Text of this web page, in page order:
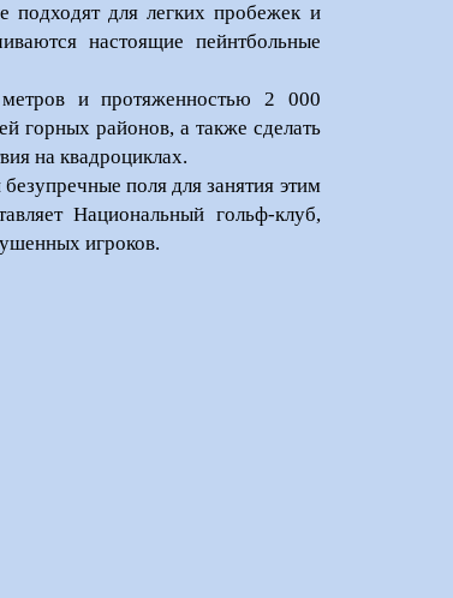
подходят для легких пробежек и
настоящие пейнтбольные
и протяженностью 2 000
горных районов, а также сделать
на квадроциклах.
поля для занятия этим
Национальный гольф-клуб,
игроков.